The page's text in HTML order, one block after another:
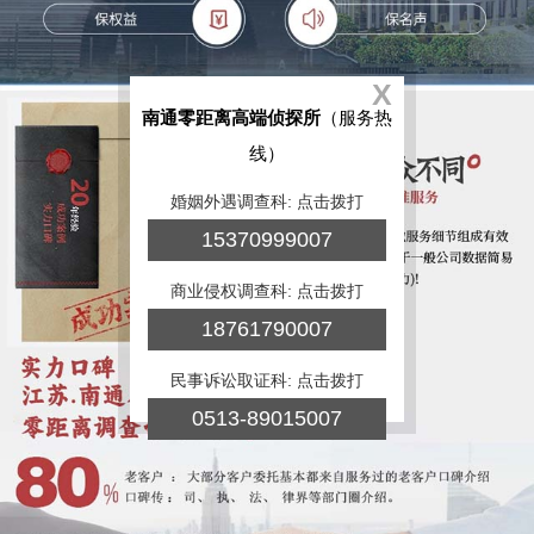
X
南通零距离高端侦探所 （服务热
线）
婚姻外遇调查科: 点击拨打
15370999007
商业侵权调查科: 点击拨打
18761790007
民事诉讼取证科: 点击拨打
0513-89015007